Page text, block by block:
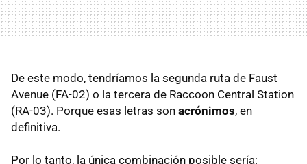
De este modo, tendríamos la segunda ruta de Faust
Avenue (FA-02) o la tercera de Raccoon Central Station
(RA-03). Porque esas letras son acrónimos, en
definitiva.
Por lo tanto, la única combinación posible sería: